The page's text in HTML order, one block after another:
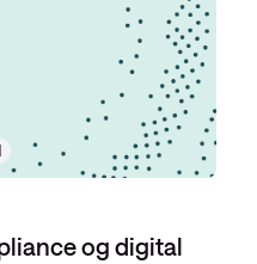
og digital